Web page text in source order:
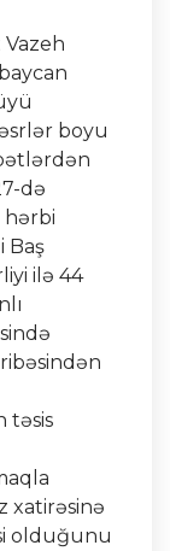
boyu
də
Baş
ilə 44
təsis
xatirəsinə
olduğunu